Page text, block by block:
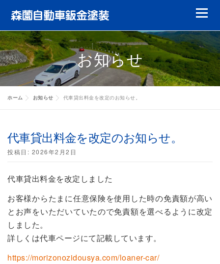
テ
ン
ツ
へ
ス
キ
メニュ
鈑金塗装 ガラスリペア ガラス交換
ヘッドライトリペア やまもりレンタカー
特選中古車 修理実績
修理実績
修理実績
会員について
お客様の声 会社案内
お知らせ
ホーム お知らせ 代車貸出料金を改定のお知らせ。
代車貸出料金を改定のお知らせ。
投稿日: 2026年2月2日
代車貸出料金を改定しました
お客様からたまに任意保険を使用した時の免責額が高い
とお声をいただいていたので免責額を選べるように改定
しました。
詳しくは代車ページにて記載しています。
https://morizonozidousya.com/loaner-car/